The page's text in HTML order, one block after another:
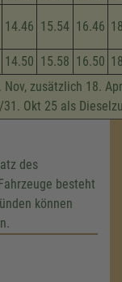
14.46 15.54 16.46
14.50 15.58 16.50
zusätzlich 18.
Okt 25 als
des
besteht
können